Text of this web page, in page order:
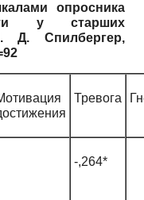
опросника
у старших
Д. Спилбергер,
Тревога
-,264*